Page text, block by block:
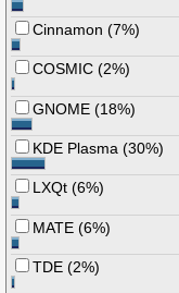
Cinnamon (7%)
COSMIC (2%)
GNOME (18%)
KDE Plasma (30%)
LXQt (6%)
MATE (6%)
TDE (2%)